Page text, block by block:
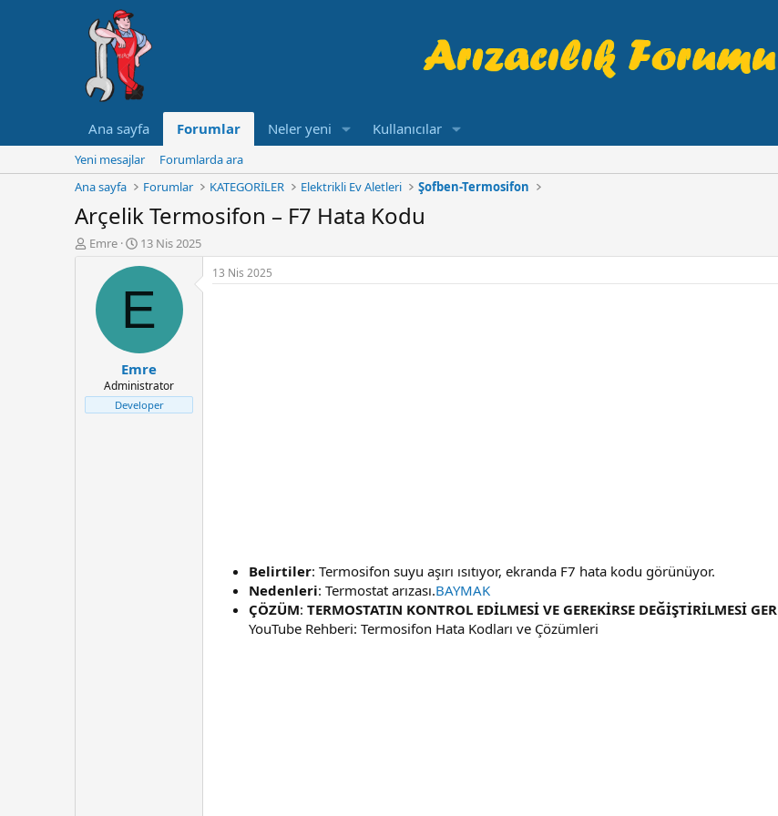
Ana sayfa Forumlar Neler yeni Kullanıcılar
Yeni mesajlar
Forumlarda ara
Ana sayfa
Forumlar KATEGORİLER Elektrikli Ev Aletleri Şofben-Termosifon
Arçelik Termosifon – F7 Hata Kodu
K
Emre
B
l
a
n
ı
ç
t
a
13 Nis 2025
E
Emre
Administrator
Developer
13 Nis 2025
Belirtiler: Termosifon suyu aşırı ısıtıyor, ekranda F7 hata kodu görünüyor.
Nedenleri: Termostat arızası.BAYMAK
ÇÖZÜM: TERMOSTATIN KONTROL EDİLMESİ VE GEREKİRSE DEĞİŞTİRİLMESİ
YouTube Rehberi: Termosifon Hata Kodları ve Çözümleri